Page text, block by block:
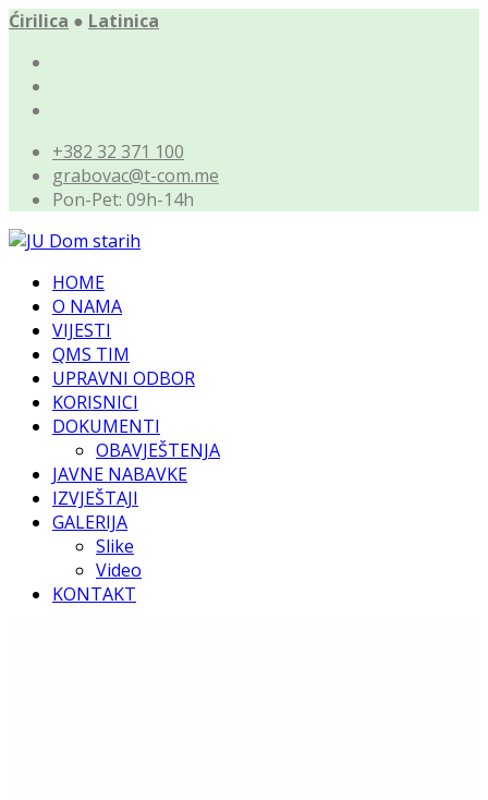
Ćirilica ● Latinica
+382 32 371 100
grabovac@t-com.me
Pon-Pet: 09h-14h
HOME
O NAMA
VIJESTI
QMS TIM
UPRAVNI ODBOR
KORISNICI
DOKUMENTI
OBAVJEŠTENJA
JAVNE NABAVKE
IZVJEŠTAJI
GALERIJA
Slike
Video
KONTAKT